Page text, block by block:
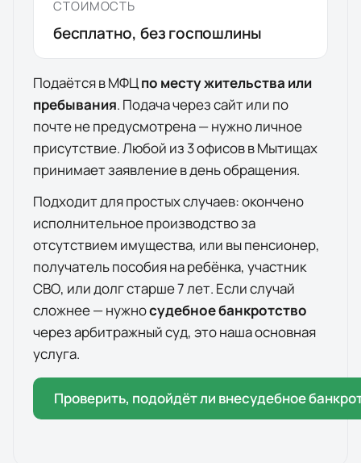
СТОИМОСТЬ
бесплатно, без госпошлины
Подаётся в МФЦпо месту жительства или
пребывания. Подача через сайт или по
почте не предусмотрена — нужно личное
присутствие. Любой из3офисоввМытищах
принимает заявление в день обращения.
Подходит для простых случаев: окончено
исполнительное производство за
отсутствием имущества, или вы пенсионер,
получатель пособия на ребёнка, участник
СВО, или долг старше 7 лет. Если случай
сложнее — нужносудебное банкротство
через арбитражный суд, это наша основная
услуга.
Проверить, подойдёт ли внесудебное